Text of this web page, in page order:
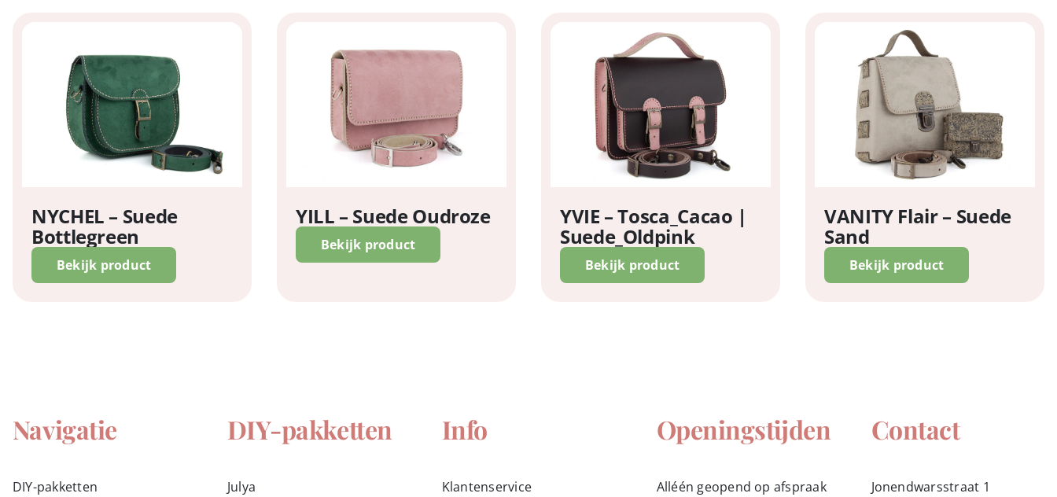
NYCHEL – Suede
Bottlegreen
Bekijk product
YILL – Suede Oudroze
Bekijk product
YVIE – Tosca_Cacao |
Suede_Oldpink
Bekijk product
VANITY Flair – Suede
Sand
Bekijk product
Navigatie
DIY-pakketten
DIY-pakketten
Julya
Info
Klantenservice
Openingstijden
Alléén geopend op afspraak
Contact
Jonendwarsstraat 1